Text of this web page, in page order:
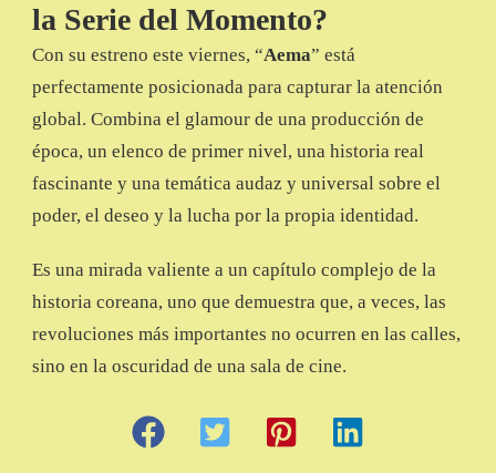
la Serie del Momento?
Con su estreno este viernes, “Aema” está
perfectamente posicionada para capturar la atención
global. Combina el glamour de una producción de
época, un elenco de primer nivel, una historia real
fascinante y una temática audaz y universal sobre el
poder, el deseo y la lucha por la propia identidad.
Es una mirada valiente a un capítulo complejo de la
historia coreana, uno que demuestra que, a veces, las
revoluciones más importantes no ocurren en las calles,
sino en la oscuridad de una sala de cine.